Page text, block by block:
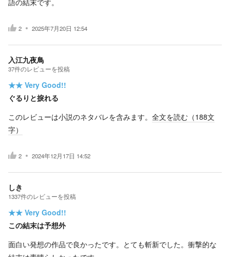
語の結末です。
2 2025年7月20日 12:54
入江九夜鳥
37件のレビューを投稿
★★ Very Good!!
ぐるりと捩れる
このレビューは小説のネタバレを含みます。 全文を読む（188文
字）
2 2024年12月17日 14:52
しき
1337件のレビューを投稿
★★ Very Good!!
この結末は予想外
面白い発想の作品で良かったです。とても斬新でした。衝撃的な